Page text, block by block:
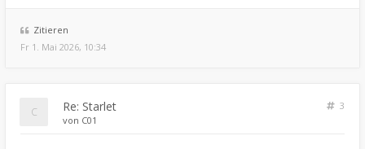
Zitieren
Fr 1. Mai 2026, 10:34
Re: Starlet
3
von C01